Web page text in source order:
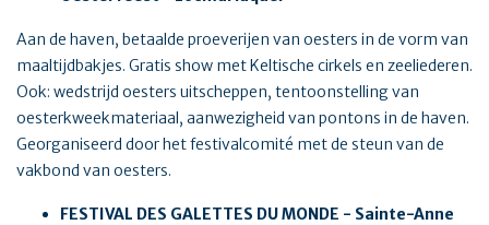
Aan de haven, betaalde proeverijen van oesters in de vorm van
maaltijdbakjes. Gratis show met Keltische cirkels en zeeliederen.
Ook: wedstrijd oesters uitscheppen, tentoonstelling van
oesterkweekmateriaal, aanwezigheid van pontons in de haven.
Georganiseerd door het festivalcomité met de steun van de
vakbond van oesters.
FESTIVAL DES GALETTES DU MONDE - Sainte-Anne